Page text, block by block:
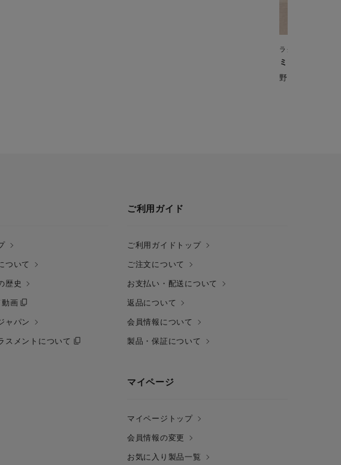
ラクラ・クッカー
ミートソース【
野菜たっぷりの
ついて
歴史
画
ャパン
スメントについて
ご利用ガイド
ご利用ガイドトップ
ご注文について
お支払い・配送について
返品について
会員情報について
製品・保証について
マイページ
マイページトップ
会員情報の変更
お気に入り製品一覧